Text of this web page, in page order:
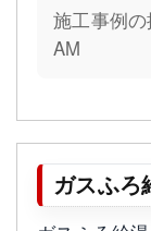
施工事例
AM
ガスふ